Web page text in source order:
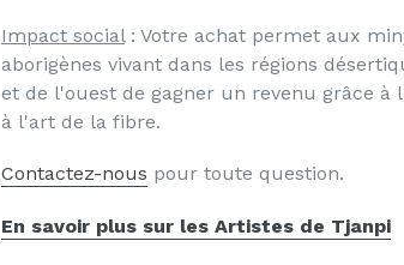
Impact social : Votre achat permet aux
aborigènes vivant dans les régions
et de l'ouest de gagner un revenu grâce à
à l'art de la fibre.
Contactez-nous pour toute question.
En savoir plus sur les Artistes de Tjanpi